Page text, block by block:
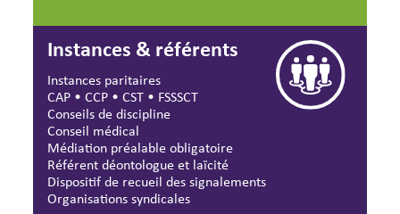
Instances & référents
Instances paritaires
CAP •CCP •CST • FSSSCT
Conseils de discipline
Conseil médical
Médiation préalable obligatoire
Référent déontologue et laïcité
Dispositif de recueil des signalements
Organisations syndicales